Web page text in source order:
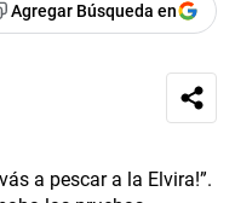
Agregar Búsqueda en
a pescar a la Elvira!”.